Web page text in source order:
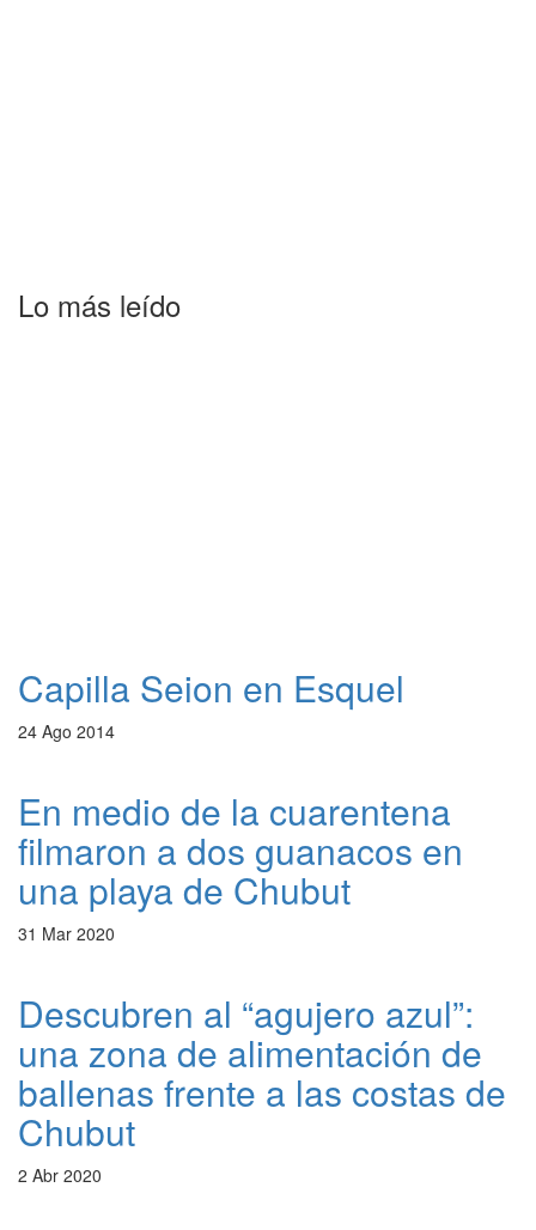
Lo más leído
Capilla Seion en Esquel
24 Ago 2014
En medio de la cuarentena
filmaron a dos guanacos en
una playa de Chubut
31 Mar 2020
Descubren al “agujero azul”:
una zona de alimentación de
ballenas frente a las costas de
Chubut
2 Abr 2020